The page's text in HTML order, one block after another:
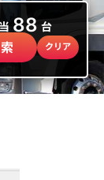
88 台
クリア